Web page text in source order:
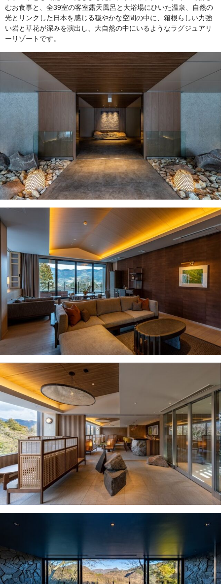
むお食事と、全39室の客室露天風呂と大浴場にひいた温泉、自然の
光とリンクした日本を感じる穏やかな空間の中に、箱根らしい力強
い岩と草花が深みを演出し、大自然の中にいるようなラグジュアリ
ーリゾートです。